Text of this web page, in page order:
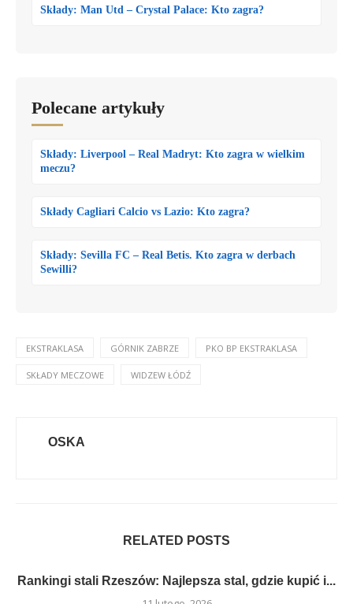
Składy: Man Utd – Crystal Palace: Kto zagra?
Polecane artykuły
Składy: Liverpool – Real Madryt: Kto zagra w wielkim
meczu?
Składy Cagliari Calcio vs Lazio: Kto zagra?
Składy: Sevilla FC – Real Betis. Kto zagra w derbach
Sewilli?
EKSTRAKLASA GÓRNIK ZABRZE PKO BP EKSTRAKLASA
SKŁADY MECZOWE WIDZEW ŁÓDŹ
OSKA
RELATED POSTS
Rankingi stali Rzeszów: Najlepsza stal, gdzie kupić i...